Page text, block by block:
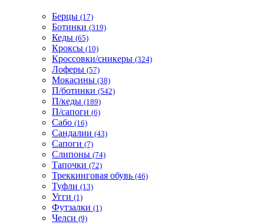
Берцы (17)
Ботинки (319)
Кеды (65)
Кроксы (10)
Кроссовки/сникеры (324)
Лоферы (57)
Мокасины (38)
П/ботинки (542)
П/кеды (189)
П/сапоги (6)
Сабо (16)
Сандалии (43)
Сапоги (7)
Слипоны (74)
Тапочки (72)
Треккинговая обувь (46)
Туфли (13)
Угги (1)
Футзалки (1)
Челси (9)